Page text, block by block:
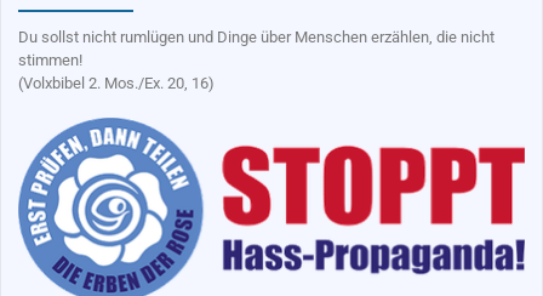
Du sollst nicht rumlügen und Dinge über Menschen erzählen, die nicht
stimmen!
(Volxbibel 2. Mos./Ex. 20, 16)